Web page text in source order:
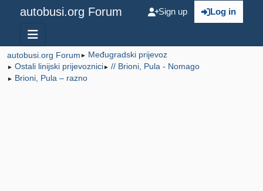
autobusi.org Forum Log in
Sign up
autobusi.org Forum ► Međugradski prijevoz
► Ostali linijski prijevoznici► // Brioni, Pula - Nomago
► Brioni, Pula – razno